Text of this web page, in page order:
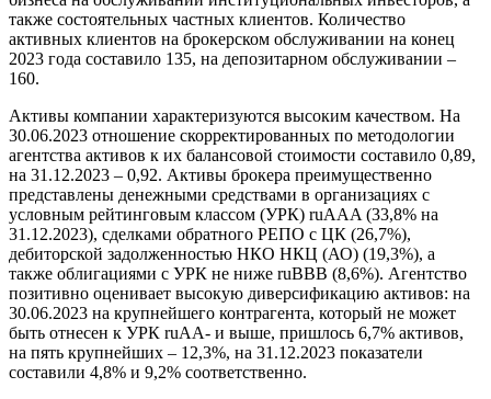
также состоятельных частных клиентов. Количество
активных клиентов на брокерском обслуживании на конец
2023 года составило 135, на депозитарном обслуживании –
160.
Активы компании характеризуются высоким качеством. На
30.06.2023 отношение скорректированных по методологии
агентства активов к их балансовой стоимости составило 0,89,
на 31.12.2023 – 0,92. Активы брокера преимущественно
представлены денежными средствами в организациях с
условным рейтинговым классом (УРК) ruAAA (33,8% на
31.12.2023), сделками обратного РЕПО с ЦК (26,7%),
дебиторской задолженностью НКО НКЦ (АО) (19,3%), а
также облигациями с УРК не ниже ruВВВ (8,6%). Агентство
позитивно оценивает высокую диверсификацию активов: на
30.06.2023 на крупнейшего контрагента, который не может
быть отнесен к УРК ruAA- и выше, пришлось 6,7% активов,
на пять крупнейших – 12,3%, на 31.12.2023 показатели
составили 4,8% и 9,2% соответственно.